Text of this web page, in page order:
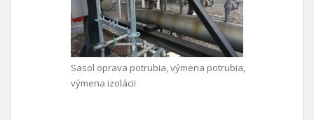
Sasol oprava potrubia, výmena potrubia,
výmena izolácii